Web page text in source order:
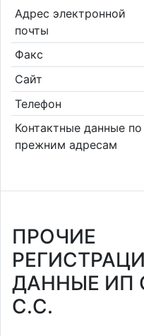
Адрес электронной
почты
Факс
Сайт
Телефон
Контактные данные по
прежним адресам
ПРОЧИЕ
ДАННЫЕ ИП
С.С.